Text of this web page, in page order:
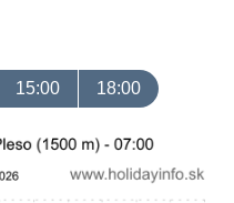
15:00 18:00